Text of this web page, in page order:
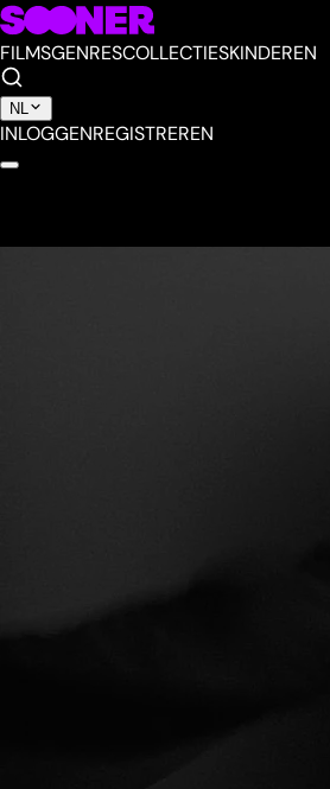
FILMSGENRESCOLLECTIESKINDEREN
NL
INLOGGENREGISTREREN